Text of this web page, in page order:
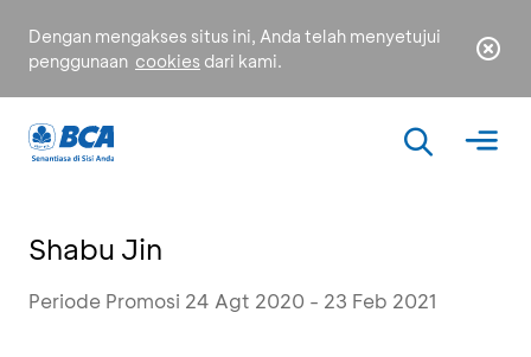
Dengan mengakses situs ini, Anda telah menyetujui
penggunaan cookies dari kami.
Shabu Jin
Periode Promosi 24 Agt 2020 - 23 Feb 2021